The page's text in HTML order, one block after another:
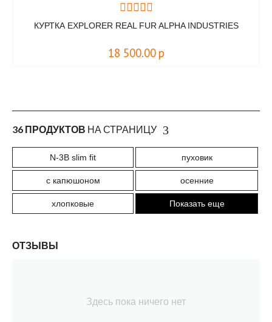
КУРТКА EXPLORER REAL FUR ALPHA INDUSTRIES
18 500.00 р
36 ПРОДУКТОВ НА СТРАНИЦУ
N-3B slim fit пуховик
с капюшоном осенние
хлопковые Показать еще
ОТЗЫВЫ
Здесь пока ничего нет